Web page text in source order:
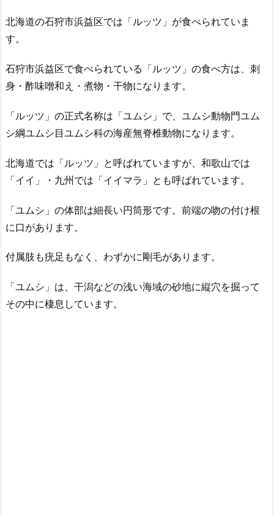
北海道の石狩市浜益区では「ルッツ」が食べられていま
す。
石狩市浜益区で食べられている「ルッツ」の食べ方は、刺
身・酢味噌和え・煮物・干物になります。
「ルッツ」の正式名称は「ユムシ」で、ユムシ動物門ユム
シ綱ユムシ目ユムシ科の海産無脊椎動物になります。
北海道では「ルッツ」と呼ばれていますが、和歌山では
「イイ」・九州では「イイマラ」とも呼ばれています。
「ユムシ」の体部は細長い円筒形です。前端の吻の付け根
に口があります。
付属肢も疣足もなく、わずかに剛毛があります。
「ユムシ」は、干潟などの浅い海域の砂地に縦穴を掘って
その中に棲息しています。